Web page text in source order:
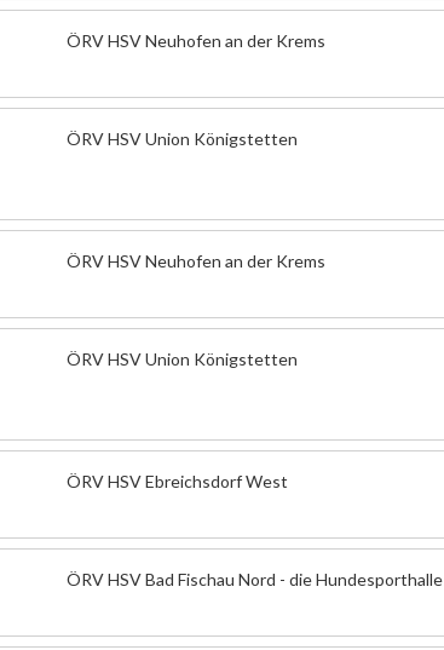
ÖRV HSV Neuhofen an der Krems
ÖRV HSV Union Königstetten
ÖRV HSV Neuhofen an der Krems
ÖRV HSV Union Königstetten
ÖRV HSV Ebreichsdorf West
ÖRV HSV Bad Fischau Nord - die Hundesporthalle